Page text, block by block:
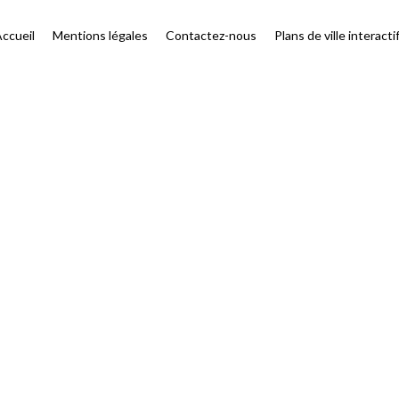
Mentions légales Contactez-nous Plans de ville